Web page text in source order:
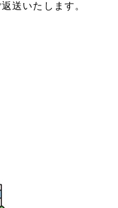
送いたします。